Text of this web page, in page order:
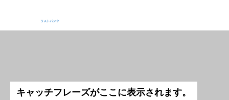
キャ ッチフレーズがこ こ に表示されます。